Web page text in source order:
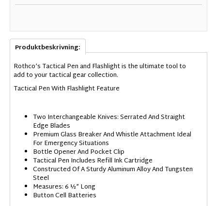
Produktbeskrivning:
Rothco’s Tactical Pen and Flashlight is the ultimate tool to
add to your tactical gear collection.
Tactical Pen With Flashlight Feature
Two Interchangeable Knives: Serrated And Straight
Edge Blades
Premium Glass Breaker And Whistle Attachment Ideal
For Emergency Situations
Bottle Opener And Pocket Clip
Tactical Pen Includes Refill Ink Cartridge
Constructed Of A Sturdy Aluminum Alloy And Tungsten
Steel
Measures: 6 ½” Long
Button Cell Batteries